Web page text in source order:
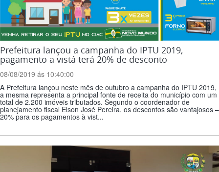
Prefeitura lançou a campanha do IPTU 2019,
pagamento a vistá terá 20% de desconto
08/08/2019 ás 10:40:00
A Prefeitura lançou neste mês de outubro a campanha do IPTU 2019,
a mesma representa a principal fonte de receita do município com um
total de 2.200 imóveis tributados. Segundo o coordenador de
planejamento fiscal Elson José Pereira, os descontos são vantajosos –
20% para os pagamentos à vist...